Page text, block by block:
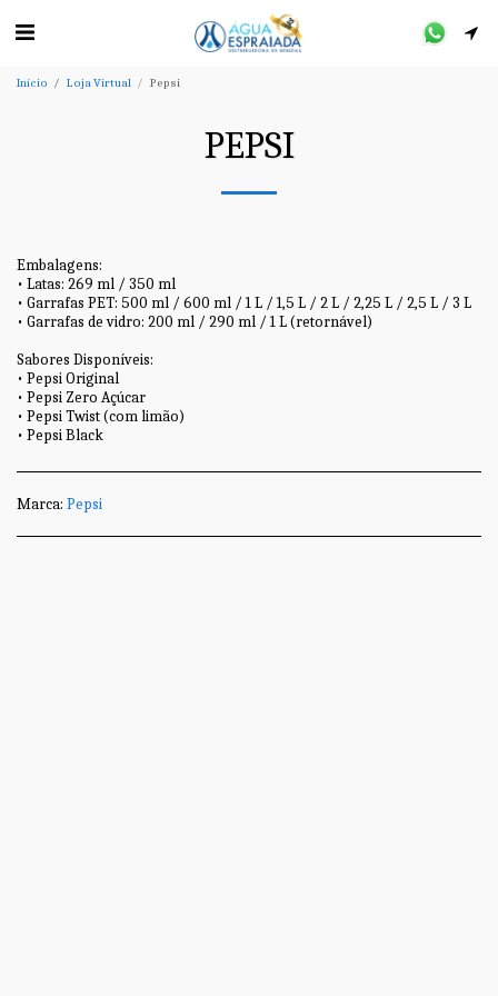
Início Loja Virtual Pepsi
PEPSI
Embalagens:
• Latas: 269 ml / 350 ml
• Garrafas PET: 500 ml / 600 ml / 1 L / 1,5 L / 2 L / 2,25 L / 2,5 L / 3 L
• Garrafas de vidro: 200 ml / 290 ml / 1 L (retornável)
Sabores Disponíveis:
• Pepsi Original
• Pepsi Zero Açúcar
• Pepsi Twist (com limão)
• Pepsi Black
Marca: Pepsi